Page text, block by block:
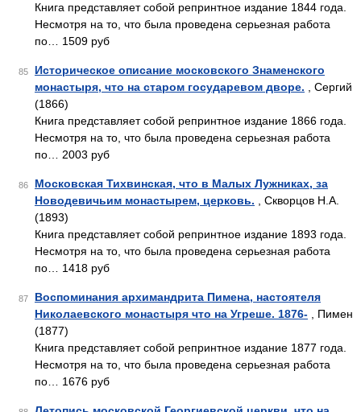
Книга представляет собой репринтное издание 1844 года.
Несмотря на то, что была проведена серьезная работа
по… 1509 руб
85
Историческое описание московского Знаменского
монастыря, что на старом государевом дворе. , Сергий
(1866)
Книга представляет собой репринтное издание 1866 года.
Несмотря на то, что была проведена серьезная работа
по… 2003 руб
86
Московская Тихвинская, что в Малых Лужниках, за
Новодевичьим монастырем, церковь. , Скворцов Н.А.
(1893)
Книга представляет собой репринтное издание 1893 года.
Несмотря на то, что была проведена серьезная работа
по… 1418 руб
87
Воспоминания архимандрита Пимена, настоятеля
Николаевского монастыря что на Угреше. 1876- , Пимен
(1877)
Книга представляет собой репринтное издание 1877 года.
Несмотря на то, что была проведена серьезная работа
по… 1676 руб